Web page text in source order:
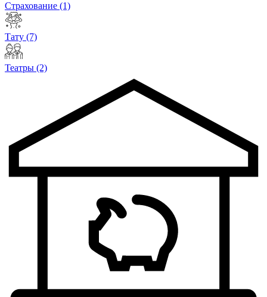
Страхование (1)
Тату (7)
Театры (2)